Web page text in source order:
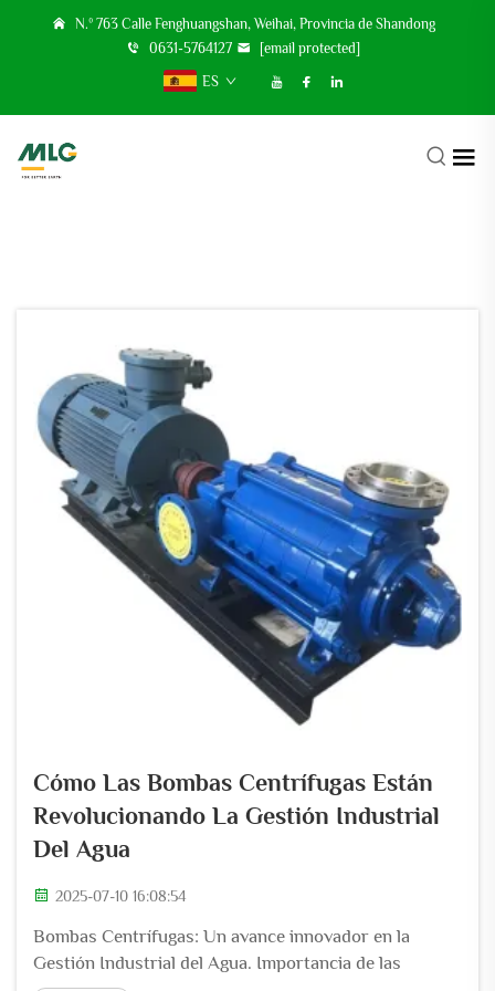
N.º 763 Calle Fenghuangshan, Weihai, Provincia de Shandong
0631-5764127
[email protected]
ES
Cómo Las Bombas Centrífugas Están
Revolucionando La Gestión Industrial
Del Agua
2025-07-10 16:08:54
Bombas Centrífugas: Un avance innovador en la
Gestión Industrial del Agua. Importancia de las